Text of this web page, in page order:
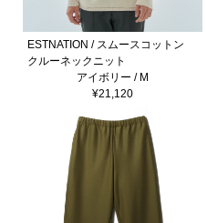
ESTNATION / スムースコットン
クルーネックニット
アイボリー / M
¥21,120